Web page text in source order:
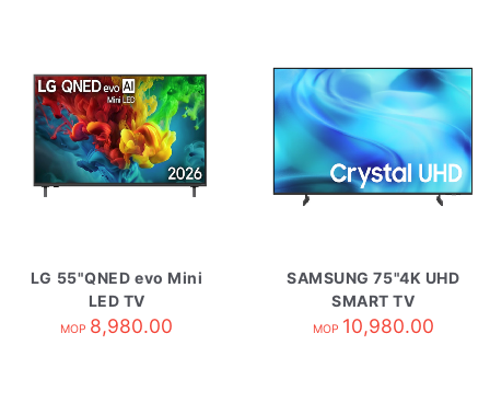
LG 55"QNED evo Mini
LED TV
55QNED82BCA
MOP 8,980.00
SAMSUNG 75"4K UHD
SMART TV
UA75U8500HJXZK
MOP 10,980.00